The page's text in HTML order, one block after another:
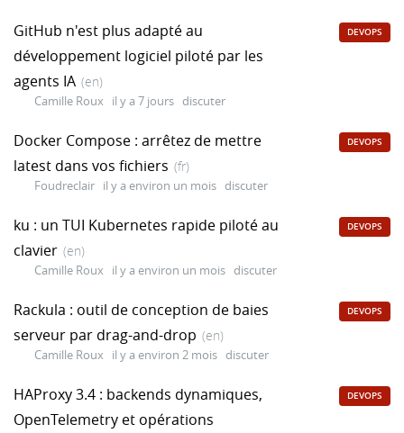
GitHub n'est plus adapté au
développement logiciel piloté par les
agents IA (en)
Camille Roux il y a 7 jours discuter
DEVOPS
Docker Compose : arrêtez de mettre
latest dans vos fichiers (fr)
Foudreclair il y a environ un mois discuter
DEVOPS
ku : un TUI Kubernetes rapide piloté au
clavier (en)
Camille Roux il y a environ un mois discuter
DEVOPS
Rackula : outil de conception de baies
serveur par drag-and-drop (en)
Camille Roux il y a environ 2 mois discuter
DEVOPS
HAProxy 3.4 : backends dynamiques,
OpenTelemetry et opérations
DEVOPS